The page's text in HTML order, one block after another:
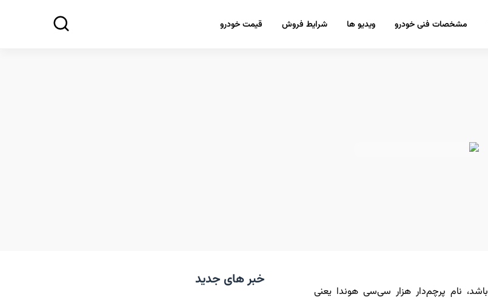
مشخصات فنی خودرو ویدیو ها شرایط فروش قیمت خودرو
در دنیای موتورسیکلت ها، هر زمان که صحبت از لقب Blade باشد، نام پرچم‌دار هزار سی‌سی هوندا یعنی
خبر های جدید